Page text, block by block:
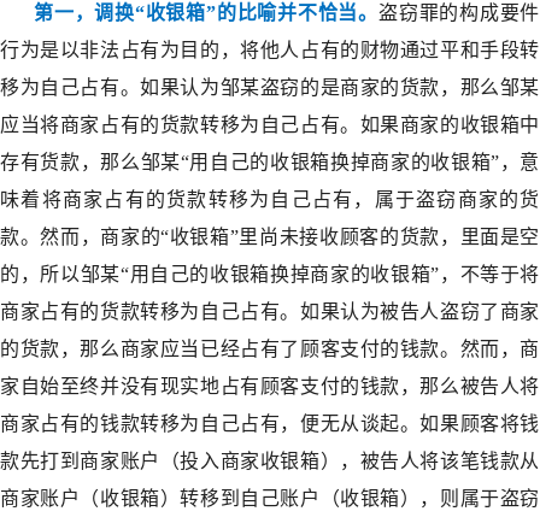
第一，调换“收银箱”的比喻并不恰当。 盗窃罪的构成要件
行为是以非法占有为目的，将他人占有的财物通过平和手段转
移为自己占有。如果认为邹某盗窃的是商家的货款，那么邹某
应当将商家占有的货款转移为自己占有。如果商家的收银箱中
存有货款，那么邹某“用自己的收银箱换掉商家的收银箱”，意
味着将商家占有的货款转移为自己占有，属于盗窃商家的货
款。然而，商家的“收银箱”里尚未接收顾客的货款，里面是空
的，所以邹某“用自己的收银箱换掉商家的收银箱”，不等于将
商家占有的货款转移为自己占有。如果认为被告人盗窃了商家
的货款，那么商家应当已经占有了顾客支付的钱款。然而，商
家自始至终并没有现实地占有顾客支付的钱款，那么被告人将
商家占有的钱款转移为自己占有，便无从谈起。如果顾客将钱
款先打到商家账户（投入商家收银箱），被告人将该笔钱款从
商家账户（收银箱）转移到自己账户（收银箱），则属于盗窃